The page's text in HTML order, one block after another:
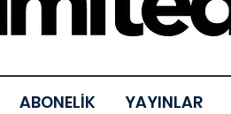
ABONELİK YAYINLAR